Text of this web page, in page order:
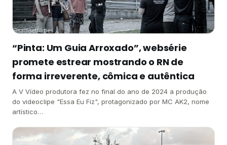
“Pinta: Um Guia Arroxado”, websérie
promete estrear mostrando o RN de
forma irreverente, cômica e autêntica
A V Vídeo produtora fez no final do ano de 2024 a produção
do videoclipe "Essa Eu Fiz", protagonizado por MC AK2, nome
artístico…